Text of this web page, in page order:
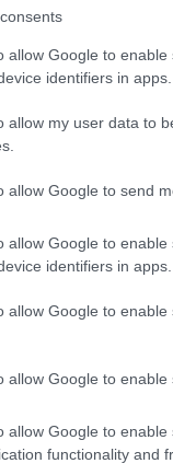
allow Google to
identifiers in apps.
allow my user data to
allow Google to send
allow Google to
identifiers in apps.
allow Google to
allow Google to
allow Google to
functionality and